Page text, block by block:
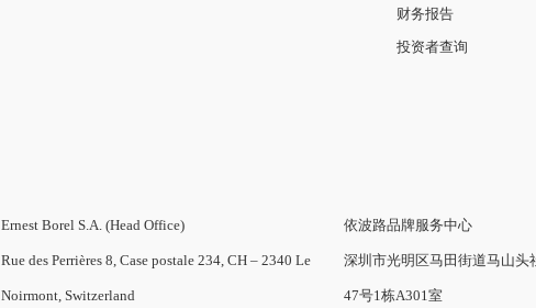
财务报告
投资者查询
Ernest Borel S.A. (Head Office)
Rue des Perrières 8, Case postale 234, CH – 2340 Le
Noirmont, Switzerland
依波路品牌服务中心
深圳市光明区马田街道马山头
47号1栋A301室